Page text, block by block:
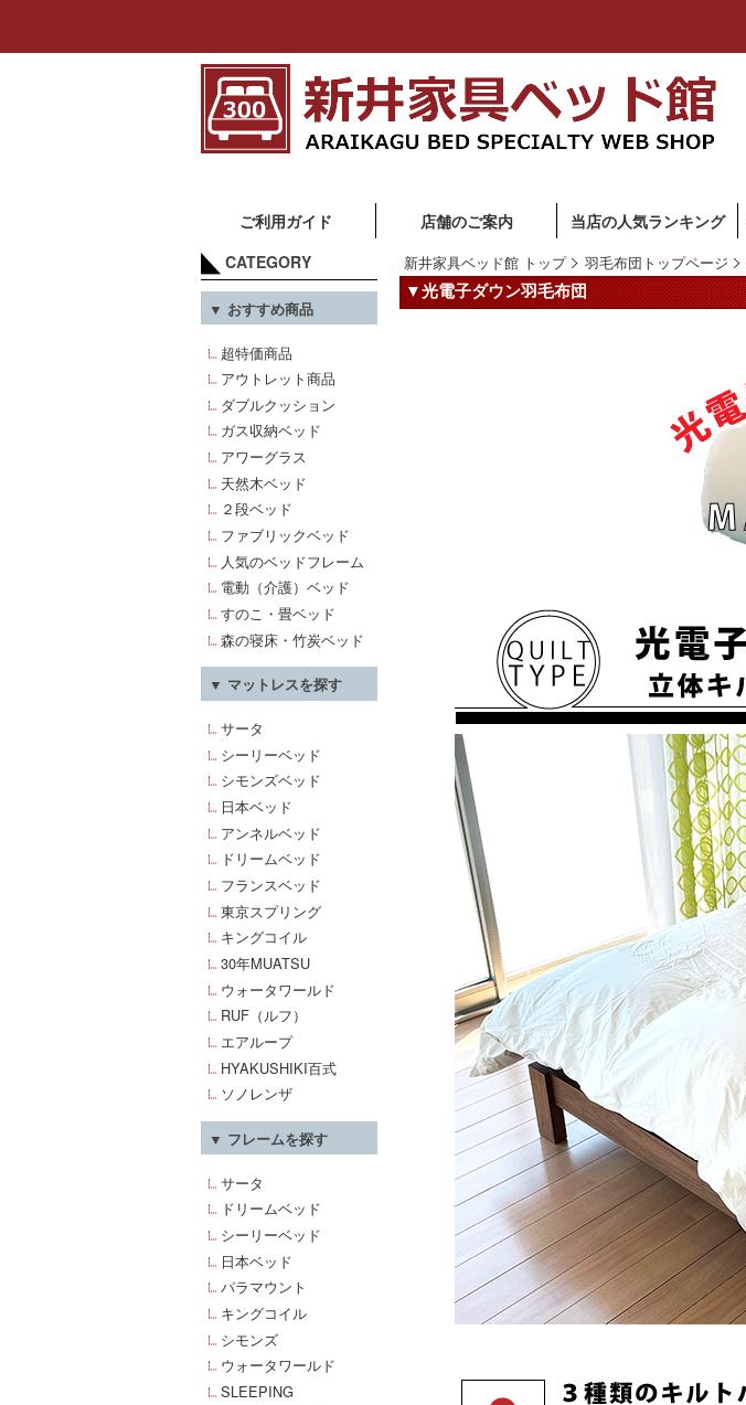
ご利用ガイド 店舗のご案内 当店の人気ランキング
CATEGORY
▼ おすすめ商品
超特価商品
アウトレット商品
ダブルクッション
ガス収納ベッド
アワーグラス
天然木ベッド
２段ベッド
ファブリックベッド
人気のベッドフレーム
電動（介護）ベッド
すのこ・畳ベッド
森の寝床・竹炭ベッド
▼ マットレスを探す
サータ
シーリーベッド
シモンズベッド
日本ベッド
アンネルベッド
ドリームベッド
フランスベッド
東京スプリング
キングコイル
30年MUATSU
ウォータワールド
RUF（ルフ）
エアループ
HYAKUSHIKI百式
ソノレンザ
▼ フレームを探す
サータ
ドリームベッド
シーリーベッド
日本ベッド
パラマウント
キングコイル
シモンズ
ウォータワールド
SLEEPING
新井家具ベッド館 トップ 羽毛布団トップページ
▼光電子ダウン羽毛布団